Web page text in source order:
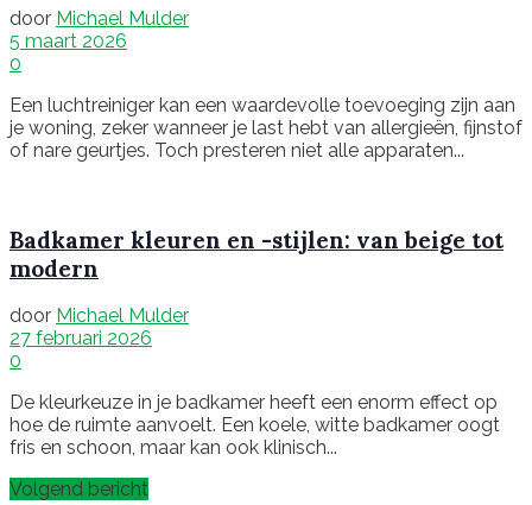
door Michael Mulder
5 maart 2026
0
Een luchtreiniger kan een waardevolle toevoeging zijn aan
je woning, zeker wanneer je last hebt van allergieën, fijnstof
of nare geurtjes. Toch presteren niet alle apparaten...
Badkamer kleuren en -stijlen: van beige tot
modern
door Michael Mulder
27 februari 2026
0
De kleurkeuze in je badkamer heeft een enorm effect op
hoe de ruimte aanvoelt. Een koele, witte badkamer oogt
fris en schoon, maar kan ook klinisch...
Volgend bericht